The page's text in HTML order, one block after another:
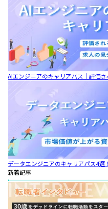
AIエンジニアのキャリアパス｜評価
データエンジニアのキャリアパス4
新着記事